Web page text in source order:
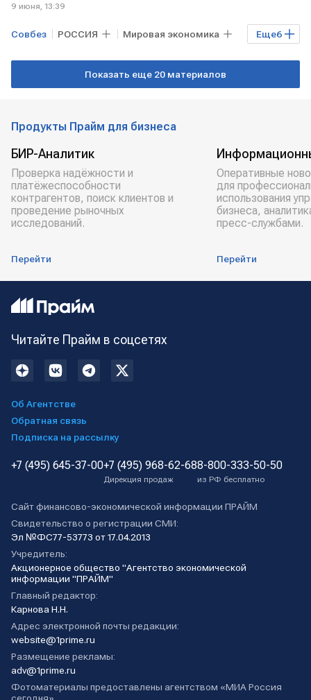
9 июня, 13:39
Еще6
Совбез РОССИЯ Мировая экономика
ЗАПАД МОСКВА РФ
Показать еще 20 материалов
Продукты Прайм для бизнеса
БИР-Аналитик
Проверка надёжности и
платёжеспособности
контрагентов, поиск клиентов и
проведение рыночных
исследований.
Перейти
Оперативные
для
использования
бизнеса,
пресс-службами.
Перейти
Читайте Прайм в соцсетях
Об Агентстве
Обратная связь
Подписка на рассылку
+7 (495) 645-37-00+7 (495) 968-62-68
Дирекция продаж
8-800-333-50-50
из РФ бесплатно
Сайт финансово-экономической информации ПРАЙМ
Свидетельство о регистрации СМИ:
Эл №ФС77-53773 от 17.04.2013
Учредитель:
Акционерное общество "Агентство экономической
информации "ПРАЙМ"
Главный редактор:
Карнова Н.Н.
Адрес электронной почты редакции:
website@1prime.ru
Размещение рекламы:
adv@1prime.ru
Фотоматериалы предоставлены агентством «МИА Россия